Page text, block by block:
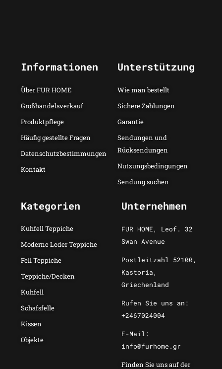
Informationen
Über FUR HOME
Großhandelsverkauf
Produktpflege
Häufig gestellte Fragen
Datenschutzbestimmungen
Kontakt
Unterstützung
Wie man bestellt
Sichere Zahlungen
Garantie
Sendungen und
Rücksendungen
Nutzungsbedingungen
Sendung suchen
Kategorien
Kuhfell Teppiche
Moderne Leder Teppiche
Fell Teppiche
Teppiche/Decken
Kuhfell
Schafsfelle
Kissen
Objekte
Unternehmen
FUR HOME, Leof. 32
Swan Avenue
Postleitzahl 52100,
Kastoria,
Griechenland
Rufen Sie uns an:
+2467024004
E-Mail:
info@furhome.gr
Finden Sie uns auf der